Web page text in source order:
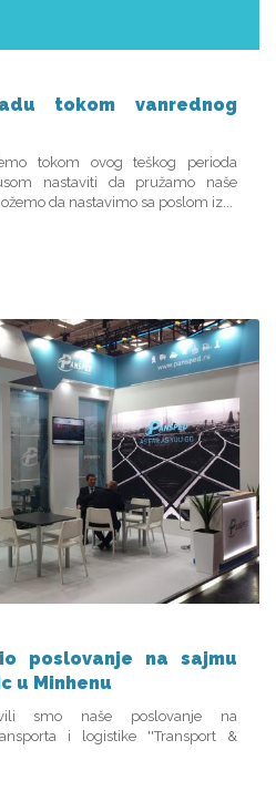
tokom vanrednog
tokom ovog teškog perioda
nastaviti da pružamo naše
da nastavimo sa poslom iz...
poslovanje na sajmu
u Minhenu
smo naše poslovanje na
i logistike ''Transport &